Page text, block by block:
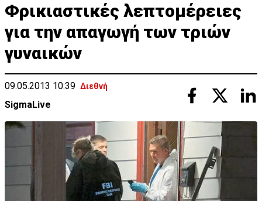
Φρικιαστικές λεπτομέρειες
για την απαγωγή των τριών
γυναικών
09.05.2013 10:39 Διεθνή
SigmaLive